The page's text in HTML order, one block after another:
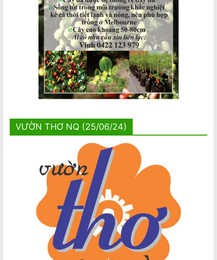
VƯỜN THƠ NQ (25/06/24)